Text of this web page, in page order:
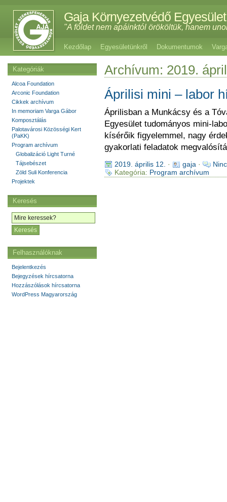
Gaja Környezetvédő Egyesület
"A földet nem apáinktól örököltük, hanem
Kezdőlap Egyesületünkről Dokumentumok
Archívum: 2019.
Áprilisi mini – labor
Áprilisban a Munkácsy és a
Egyesület tudományos mini-
kísérőik figyelemmel, nagy
gyakorlati feladatok
2019. április 12. · gaja ·
Kategória: Program archívum
Kategóriák
Alcoa Foundation
Arconic Foundation
Cikkek archívum
In memoriam Varga Gábor
Komposztálás
Palotavárosi Közösségi Kert
(PaKK)
Program archívum
Globalizáció Light Turné
Tájsebészet
Zöld Suli Konferencia
Projektek
Keresés
Felhasználóknak
Bejelentkezés
Bejegyzések hírcsatorna
Hozzászólások hírcsatorna
WordPress Magyarország